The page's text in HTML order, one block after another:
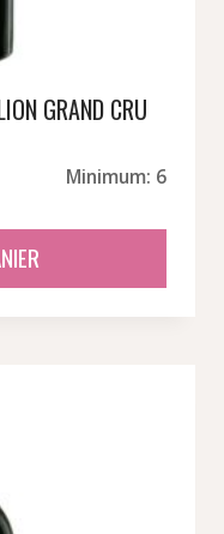
GRAND CRU
Minimum: 6